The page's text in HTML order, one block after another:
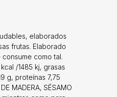
elaborados
frutas. Elaborado
como tal.
/1485 kj, grasas
g, proteínas 7,75
MADERA, SÉSAMO